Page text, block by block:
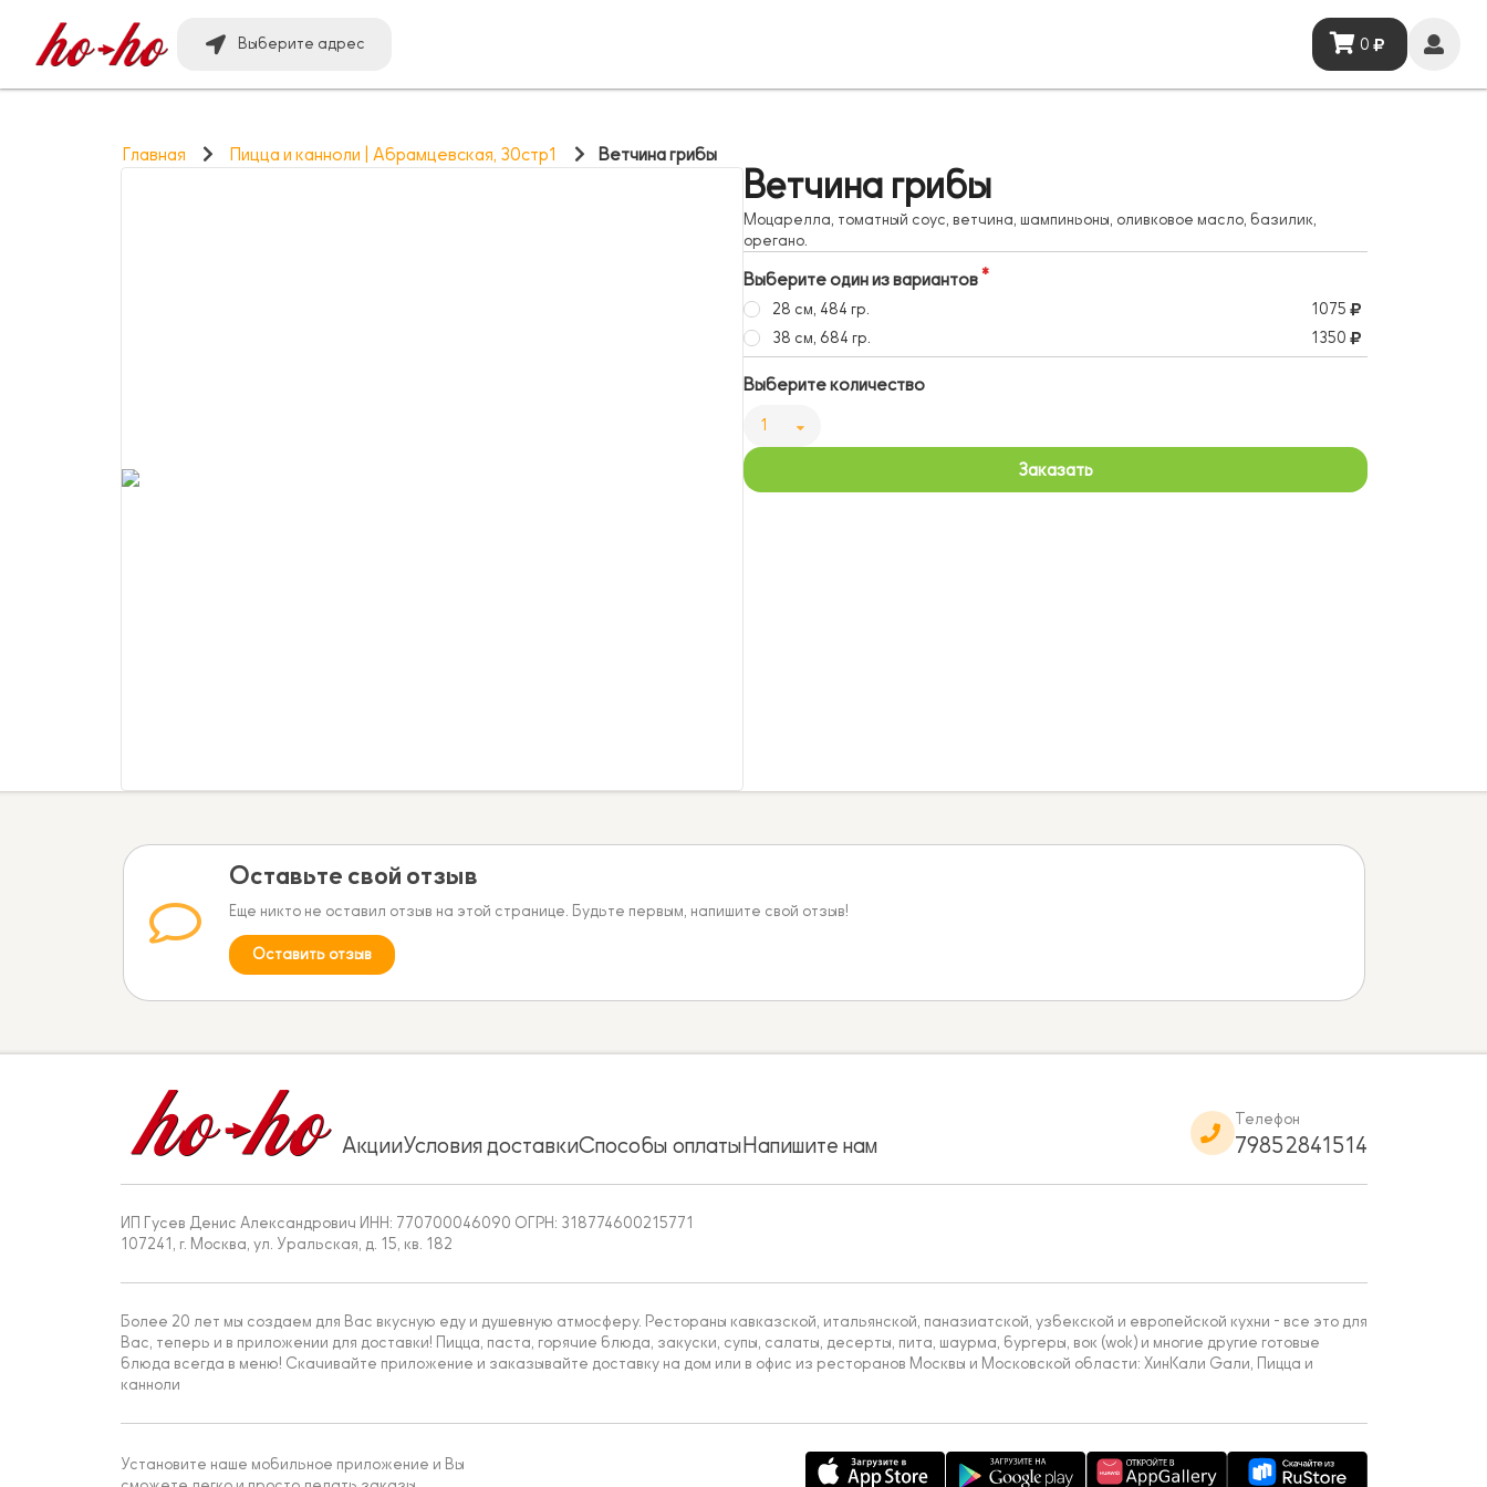
Выберите адрес 0
Главная Пицца и канноли | Абрамцевская, 30стр1 Ветчина грибы
Ветчина грибы
Моцарелла, томатный соус, ветчина, шампиньоны, оливковое масло, базилик,
орегано.
Выберите один из вариантов
28 см, 484 гр.
1075
38 см, 684 гр.
1350
Выберите количество
1
Заказать
Оставьте свой отзыв
Еще никто не оставил отзыв на этой странице. Будьте первым, напишите свой отзыв!
Оставить отзыв
АкцииУсловия доставкиСпособы оплатыНапишите нам
Телефон
79852841514
ИП Гусев Денис Александрович ИНН: 770700046090 ОГРН: 318774600215771
107241, г. Москва, ул. Уральская, д. 15, кв. 182
Более 20 лет мы создаем для Вас вкусную еду и душевную атмосферу. Рестораны кавказской, итальянской, паназиатской, узбекской и европейской кухни - все это для
Вас, теперь и в приложении для доставки! Пицца, паста, горячие блюда, закуски, супы, салаты, десерты, пита, шаурма, бургеры, вок (wok) и многие другие готовые
блюда всегда в меню! Скачивайте приложение и заказывайте доставку на дом или в офис из ресторанов Москвы и Московской области: ХинКали Gали, Пицца и
канноли
Установите наше мобильное приложение и Вы